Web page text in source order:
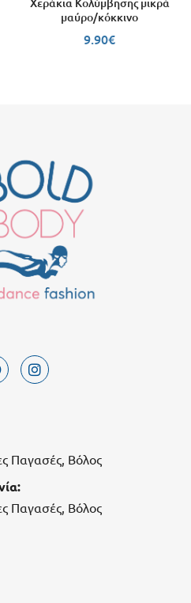
μαύρο/κόκκινο
9.90€
Παγασές, Βόλος
Παγασές, Βόλος